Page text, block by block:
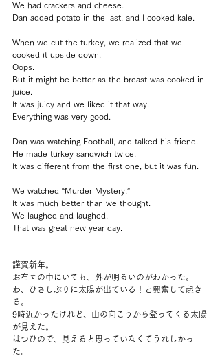
We had crackers and cheese.
Dan added potato in the last, and I cooked kale.
When we cut the turkey, we realized that we
cooked it upside down.
Oops.
But it might be better as the breast was cooked in
juice.
It was juicy and we liked it that way.
Everything was very good.
Dan was watching Football, and talked his friend.
He made turkey sandwich twice.
It was different from the first one, but it was fun.
We watched “Murder Mystery.”
It was much better than we thought.
We laughed and laughed.
That was great new year day.
謹賀新年。
お布団の中にいても、外が明るいのがわかった。
わ、ひさしぶりに太陽が出ている！と興奮して起き
る。
9時近かったけれど、山の向こうから登ってくる太陽
が見えた。
はつひので、見えると思っていなくてうれしかっ
た。